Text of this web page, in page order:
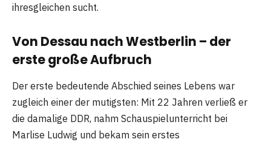
ihresgleichen sucht.
Von Dessau nach Westberlin – der
erste große Aufbruch
Der erste bedeutende Abschied seines Lebens war
zugleich einer der mutigsten: Mit 22 Jahren verließ er
die damalige DDR, nahm Schauspielunterricht bei
Marlise Ludwig und bekam sein erstes